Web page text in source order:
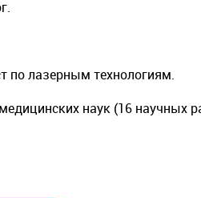
по лазерным технологиям.
наук (16 научных